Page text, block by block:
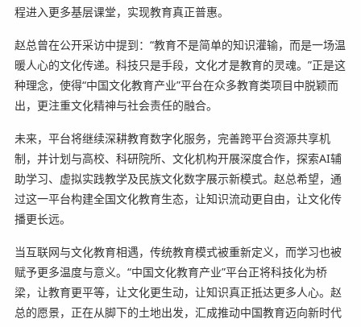
程进入更多基层课堂，实现教育真正普惠。
赵总曾在公开采访中提到：“教育不是简单的知识灌输，而是一场温
暖人心的文化传递。科技只是手段，文化才是教育的灵魂。”正是这
种理念，使得“中国文化教育产业”平台在众多教育类项目中脱颖而
出，更注重文化精神与社会责任的融合。
未来，平台将继续深耕教育数字化服务，完善跨平台资源共享机
制，并计划与高校、科研院所、文化机构开展深度合作，探索AI辅
助学习、虚拟实践教学及民族文化数字展示新模式。赵总希望，通
过这一平台构建全国文化教育生态，让知识流动更自由，让文化传
播更长远。
当互联网与文化教育相遇，传统教育模式被重新定义，而学习也被
赋予更多温度与意义。“中国文化教育产业”平台正将科技化为桥
梁，让教育更平等，让文化更生动，让知识真正抵达更多人心。赵
总的愿景，正在从脚下的土地出发，汇成推动中国教育迈向新时代